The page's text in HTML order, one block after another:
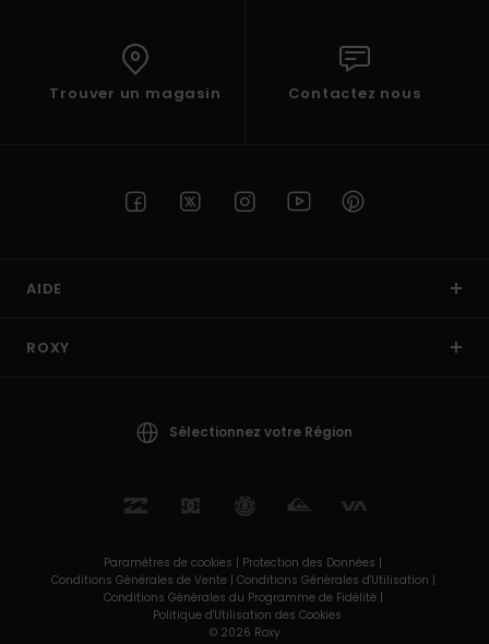
Trouver un magasin Contactez nous
AIDE
ROXY
Sélectionnez votre Région
Paramètres de cookies | Protection des Données |
Conditions Générales de Vente | Conditions Générales d'Utilisation |
Conditions Générales du Programme de Fidélité |
Politique d'Utilisation des Cookies
© 2026 Roxy